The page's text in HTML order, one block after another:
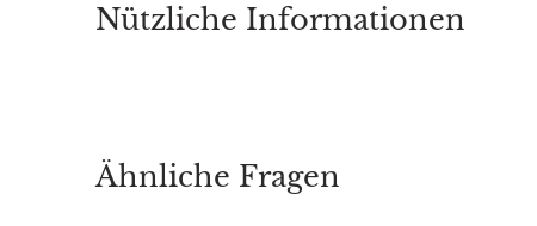
Nützliche Informationen
Ähnliche Fragen